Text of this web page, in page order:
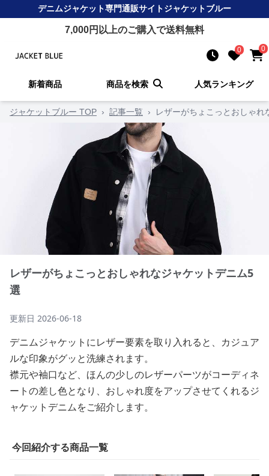
デニムジャケット専門通販サイトジャケットブルー
7,000円以上のご購入で送料無料
0 0
新着商品 商品を検索 人気ランキング
ジャケットブルー TOP › 記事一覧 › レザーがちょこっとおしゃれ
レザーがちょこっとおしゃれなジャケットデニム5
選
更新日 2026-06-18
デニムジャケットにレザー要素を取り入れると、カジュア
ルな印象がグッと洗練されます。
襟元や袖口など、ほんの少しのレザーパーツがコーディネ
ートの差し色となり、おしゃれ度をアップさせてくれるジ
ャケットデニムをご紹介します。
今回紹介する商品一覧